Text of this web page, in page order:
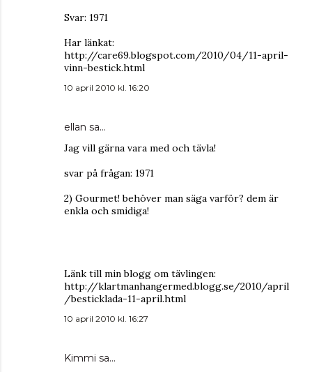
Svar: 1971
Har länkat:
http://care69.blogspot.com/2010/04/11-april-
vinn-bestick.html
10 april 2010 kl. 16:20
ellan sa…
Jag vill gärna vara med och tävla!
svar på frågan: 1971
2) Gourmet! behöver man säga varför? dem är
enkla och smidiga!
Länk till min blogg om tävlingen:
http://klartmanhangermed.blogg.se/2010/april
/besticklada-11-april.html
10 april 2010 kl. 16:27
Kimmi sa…